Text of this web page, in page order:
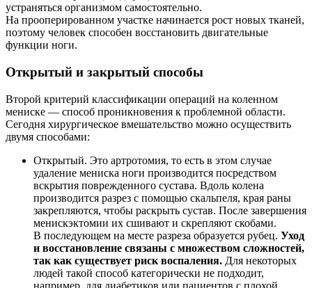
устраняться организмом самостоятельно.
На прооперированном участке начинается рост новых тканей,
поэтому человек способен восстановить двигательные
функции ноги.
Открытый и закрытый способы
Второй критерий классификации операций на коленном
мениске — способ проникновения к проблемной области.
Сегодня хирургическое вмешательство можно осуществить
двумя способами:
Открытый. Это артротомия, то есть в этом случае
удаление мениска ноги производится посредством
вскрытия поврежденного сустава. Вдоль колена
производится разрез с помощью скальпеля, края раны
закрепляются, чтобы раскрыть сустав. После завершения
менискэктомии их сшивают и скрепляют скобами.
В последующем на месте разреза образуется рубец. Уход
и восстановление связаны с множеством сложностей,
так как существует риск воспаления. Для некоторых
людей такой способ категорически не подходит,
например, для диабетиков или пациентов с плохой